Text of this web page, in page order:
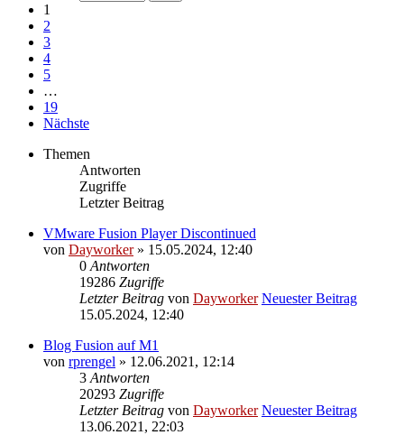
1
2
3
4
5
…
19
Nächste
Themen
Antworten
Zugriffe
Letzter Beitrag
VMware Fusion Player Discontinued
von Dayworker» 15.05.2024, 12:40
0 Antworten
19286 Zugriffe
Letzter Beitrag von Dayworker Neuester Beitrag
15.05.2024, 12:40
Blog Fusion auf M1
von rprengel » 12.06.2021, 12:14
3 Antworten
20293 Zugriffe
Letzter Beitrag von Dayworker Neuester Beitrag
13.06.2021, 22:03